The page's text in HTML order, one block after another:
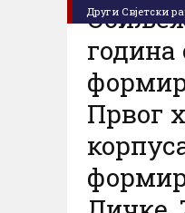
Други Свјетски
година
Првог